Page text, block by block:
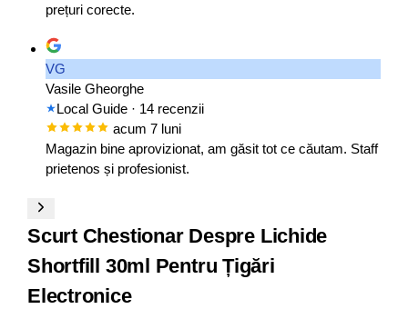
prețuri corecte.
VG
Vasile Gheorghe
Local Guide · 14 recenzii
acum 7 luni
Magazin bine aprovizionat, am găsit tot ce căutam. Staff
prietenos și profesionist.
Scurt Chestionar Despre Lichide
Shortfill 30ml Pentru Țigări
Electronice